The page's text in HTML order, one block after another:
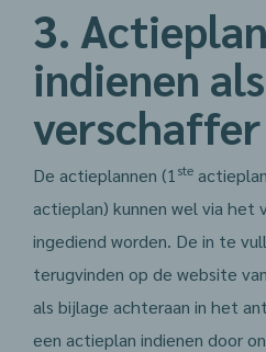
3.
indienen als
verschaffer
De actieplannen (1 ste
actieplan) kunnen wel via het
ingediend worden. De in te
terugvinden op de website
als bijlage achteraan in het
een actieplan indienen door